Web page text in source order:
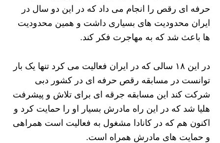
حرفه ای رقص را انجام می داد که در این دو سال در
ایران محدودیت های بسیاری داشت و همین محدودیت
ها باعث شد که به مهاجرت فکر کند.
در این ۱۸ سالی که در ایران فعالیت می کرد تنها یک بار
توانست در مسابقه رقص حرفه ای در کشور دبی
شرکت کند این مسابقه جرقه‌ ای برای تلاش و پیشرفت
هلیا شد که در این راه مادرش بسیار او را حمایت کرد و
اکنون هم که در کانادا مشغول به فعالیت است همراهی
و حمایت های مادرش همراه است.